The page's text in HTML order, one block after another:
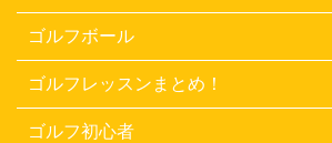
ゴルフボール
ゴルフレッスンまとめ！
ゴルフ初心者